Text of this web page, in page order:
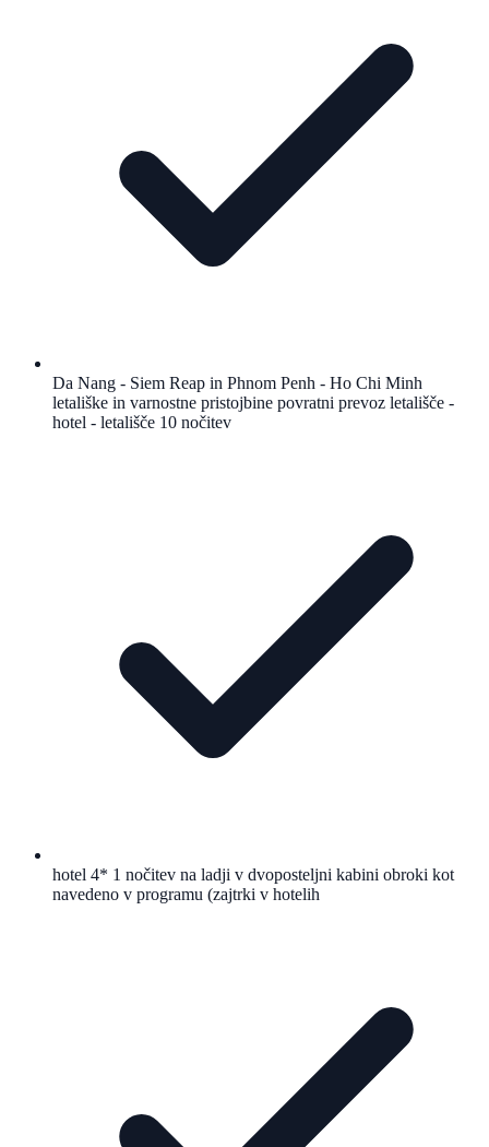
Da Nang - Siem Reap in Phnom Penh - Ho Chi Minh
letališke in varnostne pristojbine povratni prevoz letališče -
hotel - letališče 10 nočitev
hotel 4* 1 nočitev na ladji v dvoposteljni kabini obroki kot
navedeno v programu (zajtrki v hotelih